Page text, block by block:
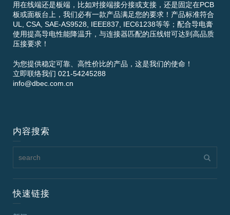
用在线端还是板端，比如对接端接分接或支接，还是固定在PCB
板或面板台上，我们必有一款产品满足您的要求！产品标准符合
UL, CSA, SAE-AS9528, IEEE837, IEC61238等等；配合导电膏
使用提高导电性能降温升，与连接器匹配的压线钳可达到高品质
压接要求！
为您提供稳定可靠、高性价比的产品，这是我们的使命！
立即联络我们 021-54245288
info@dbec.com.cn
内容搜索
快速链接